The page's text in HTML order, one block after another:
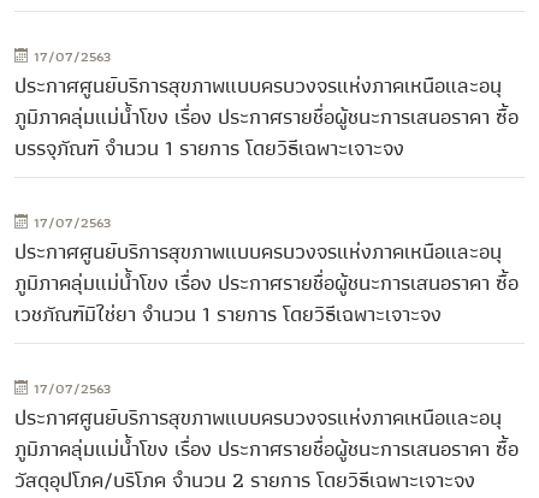
17/07/2563
ประกาศศูนย์บริการสุขภาพแบบครบวงจรแห่งภาคเหนือและอนุ
ภูมิภาคลุ่มแม่น้ำโขง เรื่อง ประกาศรายชื่อผู้ชนะการเสนอราคา ซื้อ
บรรจุภัณฑ์ จำนวน 1 รายการ โดยวิธีเฉพาะเจาะจง
17/07/2563
ประกาศศูนย์บริการสุขภาพแบบครบวงจรแห่งภาคเหนือและอนุ
ภูมิภาคลุ่มแม่น้ำโขง เรื่อง ประกาศรายชื่อผู้ชนะการเสนอราคา ซื้อ
เวชภัณฑ์มิใช่ยา จำนวน 1 รายการ โดยวิธีเฉพาะเจาะจง
17/07/2563
ประกาศศูนย์บริการสุขภาพแบบครบวงจรแห่งภาคเหนือและอนุ
ภูมิภาคลุ่มแม่น้ำโขง เรื่อง ประกาศรายชื่อผู้ชนะการเสนอราคา ซื้อ
วัสดุอุปโภค/บริโภค จำนวน 2 รายการ โดยวิธีเฉพาะเจาะจง